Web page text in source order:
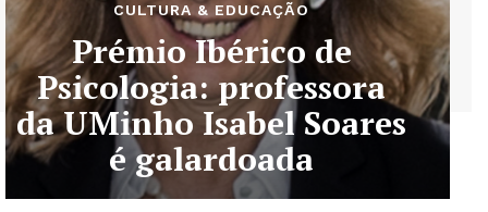
CULTURA & EDUCAÇÃO
Prémio Ibérico de
Psicologia: professora
da UMinho Isabel Soares
é galardoada